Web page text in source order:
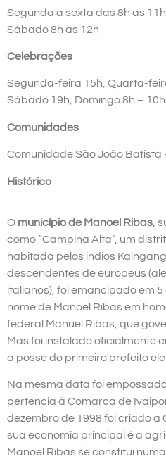
Segunda a sexta das 8h as
Sábado 8h as 12h
Celebrações
Segunda-feira 15h, Quarta-
Sábado 19h, Domingo 8h – 10h
Comunidades
Comunidade São João Batista
Histórico
O município de Manoel Ribas ,
como “Campina Alta”, um
habitada pelos índios
descendentes de europeus
italianos), foi emancipado em
nome de Manoel Ribas em
federal Manuel Ribas, que
Mas foi instalado oficialmente
a posse do primeiro prefeito
Na mesma data foi
pertencia à Comarca de
dezembro de 1998 foi criado a
sua economia principal é a
Manoel Ribas se constitui